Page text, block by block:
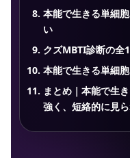
本能で生きる単細
い
クズMBTI診断の全
本能で生きる単細
まとめ｜本能で生
強く、短絡的に見